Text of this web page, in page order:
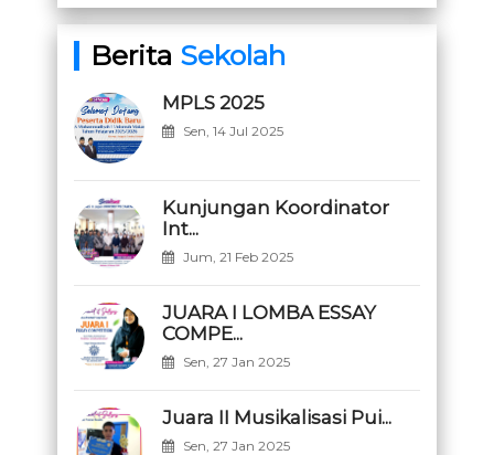
Berita Sekolah
MPLS 2025
Sen, 14 Jul 2025
Kunjungan Koordinator
Int...
Jum, 21 Feb 2025
JUARA I LOMBA ESSAY
COMPE...
Sen, 27 Jan 2025
Juara II Musikalisasi Pui...
Sen, 27 Jan 2025